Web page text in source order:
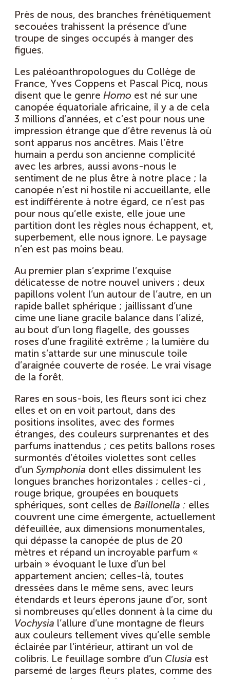
Près de nous, des branches frénétiquement
secouées trahissent la présence d’une
troupe de singes occupés à manger des
figues.
Les paléoanthropologues du Collège de
France, Yves Coppens et Pascal Picq, nous
disent que le genre Homo est né sur une
canopée équatoriale africaine, il y a de cela
3 millions d’années, et c’est pour nous une
impression étrange que d’être revenus là où
sont apparus nos ancêtres. Mais l’être
humain a perdu son ancienne complicité
avec les arbres, aussi avons-nous le
sentiment de ne plus être à notre place ; la
canopée n’est ni hostile ni accueillante, elle
est indifférente à notre égard, ce n’est pas
pour nous qu’elle existe, elle joue une
partition dont les règles nous échappent, et,
superbement, elle nous ignore. Le paysage
n’en est pas moins beau.
Au premier plan s’exprime l’exquise
délicatesse de notre nouvel univers ; deux
papillons volent l’un autour de l’autre, en un
rapide ballet sphérique ; jaillissant d’une
cime une liane gracile balance dans l’alizé,
au bout d’un long flagelle, des gousses
roses d’une fragilité extrême ; la lumière du
matin s’attarde sur une minuscule toile
d’araignée couverte de rosée. Le vrai visage
de la forêt.
Rares en sous-bois, les fleurs sont ici chez
elles et on en voit partout, dans des
positions insolites, avec des formes
étranges, des couleurs surprenantes et des
parfums inattendus ; ces petits ballons roses
surmontés d’étoiles violettes sont celles
d’un Symphonia dont elles dissimulent les
longues branches horizontales ; celles-ci ,
rouge brique, groupées en bouquets
sphériques, sont celles de Baillonella : elles
couvrent une cime émergente, actuellement
défeuillée, aux dimensions monumentales,
qui dépasse la canopée de plus de 20
mètres et répand un incroyable parfum «
urbain » évoquant le luxe d’un bel
appartement ancien; celles-là, toutes
dressées dans le même sens, avec leurs
étendards et leurs éperons jaune d’or, sont
si nombreuses qu’elles donnent à la cime du
Vochysia l’allure d’une montagne de fleurs
aux couleurs tellement vives qu’elle semble
éclairée par l’intérieur, attirant un vol de
colibris. Le feuillage sombre d’un Clusia est
parsemé de larges fleurs plates, comme des